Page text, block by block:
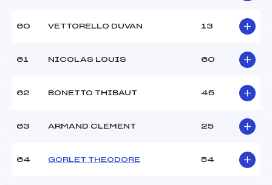
60 VETTORELLO DUVAN 13
61 NICOLAS LOUIS 60
62 BONETTO THIBAUT 45
63 ARMAND CLEMENT 25
64 GORLET THEODORE 54